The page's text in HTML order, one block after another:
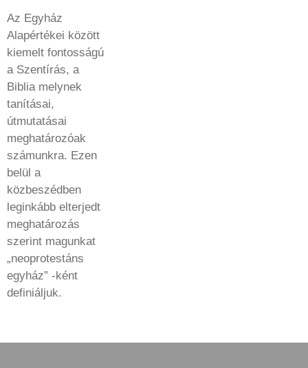
Az Egyház
Alapértékei között
kiemelt fontosságú
a Szentírás, a
Biblia melynek
tanításai,
útmutatásai
meghatározóak
számunkra. Ezen
belül a
közbeszédben
leginkább elterjedt
meghatározás
szerint magunkat
„neoprotestáns
egyház” -ként
definiáljuk.